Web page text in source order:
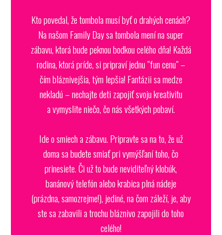
Kto povedal, že tombola musí byť o drahých cenách?
Na našom Family Day sa tombola mení na super
zábavu, ktorá bude peknou bodkou celého dňa! Každá
rodina, ktorá príde, si pripraví jednu "fun cenu" –
čím bláznivejšia, tým lepšia! Fantázii sa medze
nekladú – nechajte deti zapojiť svoju kreativitu
a vymyslite niečo, čo nás všetkých pobaví.
Ide o smiech a zábavu. Pripravte sa na to, že už
doma sa budete smiať pri vymýšľaní toho, čo
prinesiete. Či už to bude neviditeľný klobúk,
banánový telefón alebo krabica plná nádeje
(prázdna, samozrejme!), jediné, na čom záleží, je, aby
ste sa zabavili a trochu bláznivo zapojili do toho
celého!